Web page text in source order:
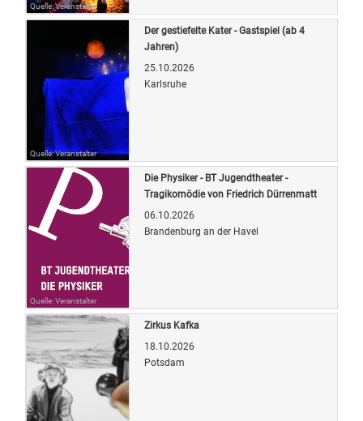
Quelle: Veranstalter
Quelle: Veranstalter
Der gestiefelte Kater - Gastspiel (ab 4
Jahren)
25.10.2026
Karlsruhe
Quelle: Veranstalter
Die Physiker - BT Jugendtheater -
Tragikomödie von Friedrich Dürrenmatt
06.10.2026
Brandenburg an der Havel
Zirkus Kafka
18.10.2026
Potsdam